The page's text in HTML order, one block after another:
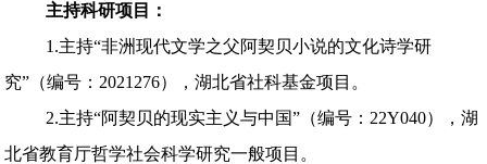
主持科研项目：
1.主持“非洲现代文学之父阿契贝小说的文化诗学研
究”（编号：2021276），湖北省社科基金项目。
2.主持“阿契贝的现实主义与中国”（编号：22Y040），湖
北省教育厅哲学社会科学研究一般项目。